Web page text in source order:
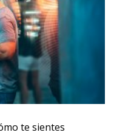
te sientes